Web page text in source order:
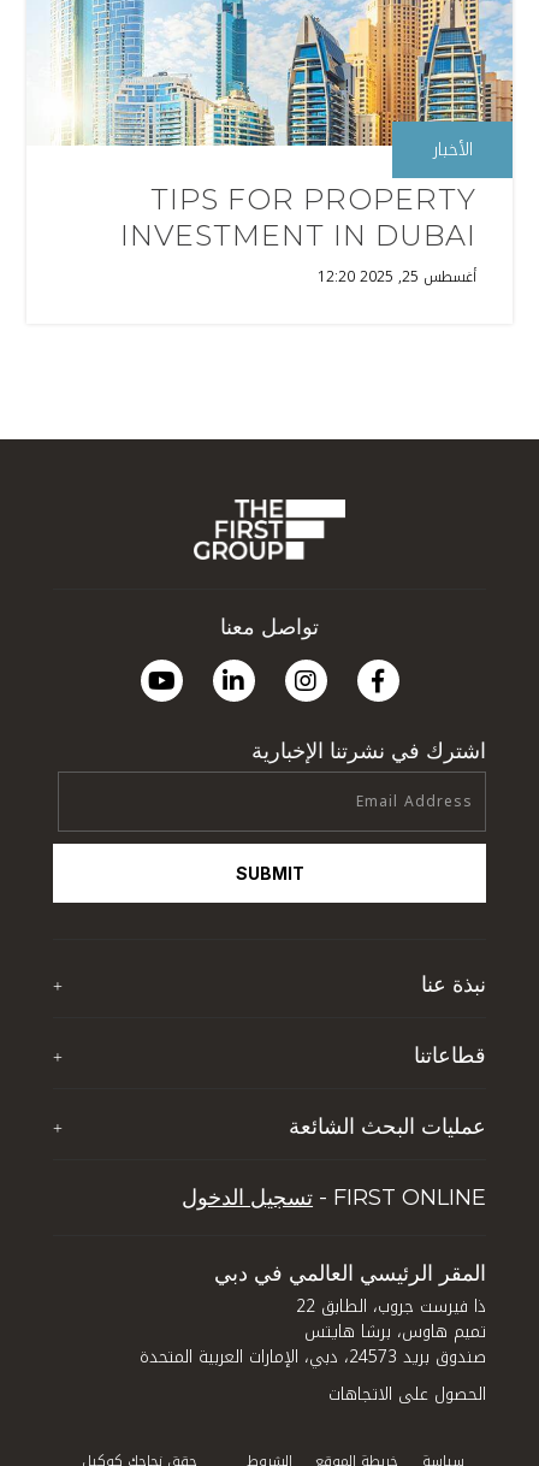
الأخبار
TIPS FOR PROPERTY
INVESTMENT IN DUBAI
أغسطس 25, 2025 12:20
تواصل معنا
اشترك في نشرتنا الإخبارية
SUBMIT
نبذة عنا +
آخر الأخبار
الوظائف
قطاعاتنا +
تي إف جي جلوبال سوليوشنز
إدارة الأصول
عمليات البحث الشائعة +
نصائح للاستثمار العقاري في دبي
قطاعي العقارات والفنادق في المدينة
FIRST ONLINE - تسجيل الدخول
المقر الرئيسي العالمي في دبي
ذا فيرست جروب، الطابق 22
تميم هاوس، برشا هايتس
صندوق بريد 24573، دبي، الإمارات العربية المتحدة
الحصول على الاتجاهات